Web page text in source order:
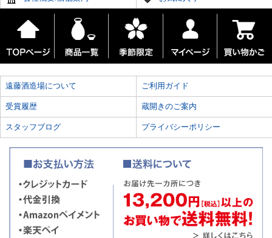
遠藤酒造場について ご利用ガイド
受賞履歴 蔵開きのご案内
スタッフブログ プライバシーポリシー